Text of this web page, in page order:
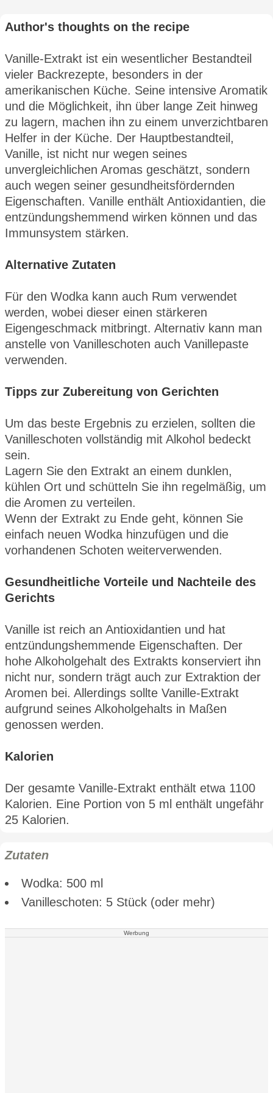
Author's thoughts on the recipe
Vanille-Extrakt ist ein wesentlicher Bestandteil
vieler Backrezepte, besonders in der
amerikanischen Küche. Seine intensive Aromatik
und die Möglichkeit, ihn über lange Zeit hinweg
zu lagern, machen ihn zu einem unverzichtbaren
Helfer in der Küche. Der Hauptbestandteil,
Vanille, ist nicht nur wegen seines
unvergleichlichen Aromas geschätzt, sondern
auch wegen seiner gesundheitsfördernden
Eigenschaften. Vanille enthält Antioxidantien, die
entzündungshemmend wirken können und das
Immunsystem stärken.
Alternative Zutaten
Für den Wodka kann auch Rum verwendet
werden, wobei dieser einen stärkeren
Eigengeschmack mitbringt. Alternativ kann man
anstelle von Vanilleschoten auch Vanillepaste
verwenden.
Tipps zur Zubereitung von Gerichten
Um das beste Ergebnis zu erzielen, sollten die
Vanilleschoten vollständig mit Alkohol bedeckt
sein.
Lagern Sie den Extrakt an einem dunklen,
kühlen Ort und schütteln Sie ihn regelmäßig, um
die Aromen zu verteilen.
Wenn der Extrakt zu Ende geht, können Sie
einfach neuen Wodka hinzufügen und die
vorhandenen Schoten weiterverwenden.
Gesundheitliche Vorteile und Nachteile des
Gerichts
Vanille ist reich an Antioxidantien und hat
entzündungshemmende Eigenschaften. Der
hohe Alkoholgehalt des Extrakts konserviert ihn
nicht nur, sondern trägt auch zur Extraktion der
Aromen bei. Allerdings sollte Vanille-Extrakt
aufgrund seines Alkoholgehalts in Maßen
genossen werden.
Kalorien
Der gesamte Vanille-Extrakt enthält etwa 1100
Kalorien. Eine Portion von 5 ml enthält ungefähr
25 Kalorien.
Zutaten
Wodka: 500 ml
Vanilleschoten: 5 Stück (oder mehr)
Werbung